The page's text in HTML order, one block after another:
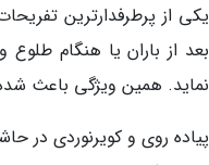
یکی از پرطرفدارترین
بعد از باران یا هنگام
نماید. همین ویژگی باعث
پیاده روی و کویرنوردی در